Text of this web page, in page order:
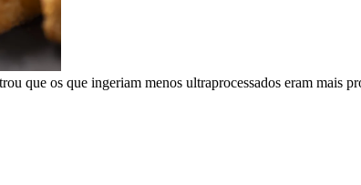
que os que ingeriam menos ultraprocessados eram mais